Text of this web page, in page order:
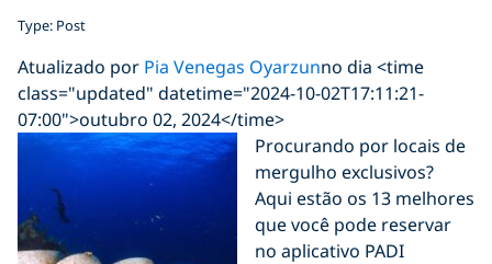
Type: Post
Atualizado por Pia Venegas Oyarzunno dia <time
class="updated" datetime="2024-10-02T17:11:21-
07:00">outubro 02, 2024</time>
Procurando por locais de
mergulho exclusivos?
Aqui estão os 13 melhores
que você pode reservar
no aplicativo PADI